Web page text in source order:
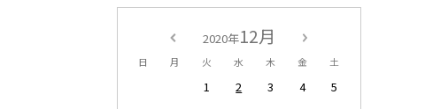
2020年12月
日 月 火 水 木 金 土
1 2 3 4
5